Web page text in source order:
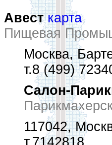
Авест карта
Пищевая
Москва,
т.8 (499)
Салон-
117042,
т.7142818